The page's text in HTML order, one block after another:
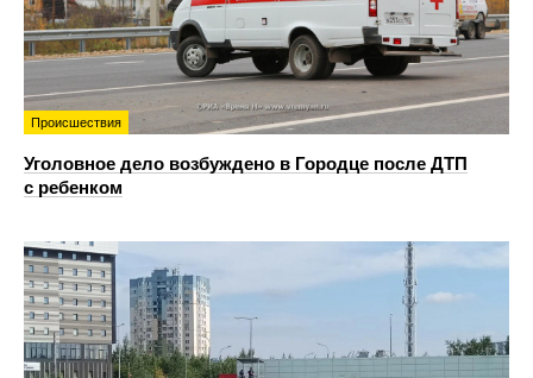
Происшествия
Уголовное дело возбуждено в Городце после ДТП
с ребенком